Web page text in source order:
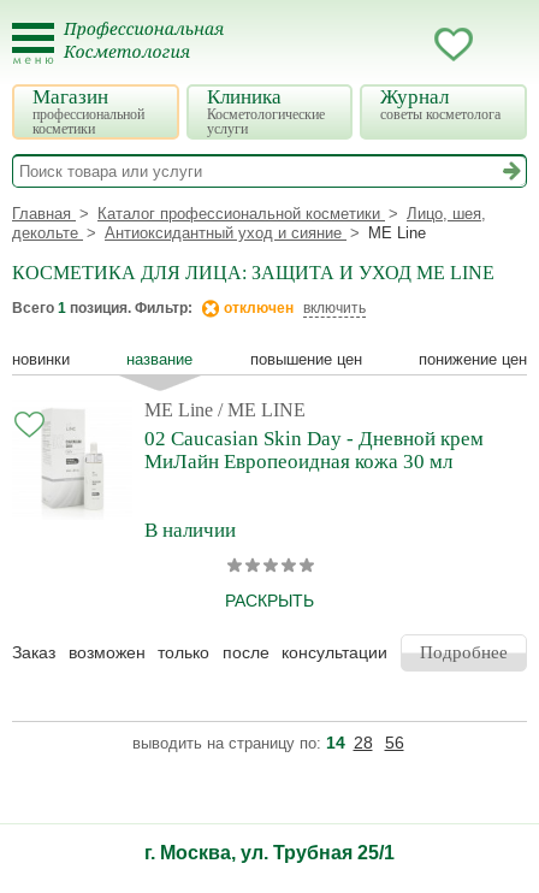
Магазин
профессиональной
косметики
Клиника
Косметологические
услуги
Журнал
советы косметолога
Главная Каталог профессиональной косметики
Лицо, шея,
декольте
Антиоксидантный уход и сияние ME Line
КОСМЕТИКА ДЛЯ ЛИЦА: ЗАЩИТА И УХОД ME LINE
Всего 1 позиция. Фильтр: отключен включить
новинки название повышение цен понижение цен
ME Line / ME LINE
02 Caucasian Skin Day - Дневной крем
МиЛайн Европеоидная кожа 30 мл
В наличии
РАСКРЫТЬ
Концентрированное депигментирующее дневное средство для
европеоидной кожи I-IV типов. Сокращает проявления
гиперпигментации и предупреждает появление пигментных
Заказ возможен только после консультации Подробнее
выводить на страницу по: 14 28 56
г. Москва, ул. Трубная 25/1